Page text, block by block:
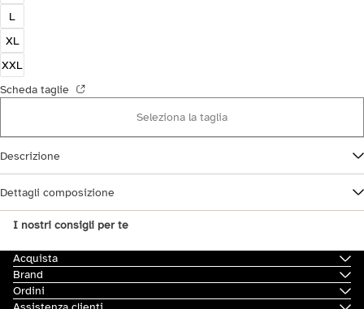
L
XL
XXL
Scheda taglie
Seleziona la taglia
Descrizione
Dettagli composizione
I nostri consigli per te
Acquista
Brand
Ordini